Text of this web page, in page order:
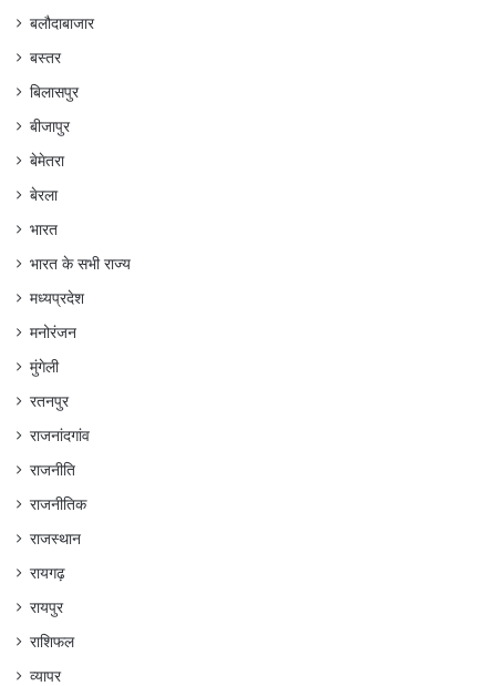
बलौदाबाजार
बस्तर
बिलासपुर
बीजापुर
बेमेतरा
बेरला
भारत
भारत के सभी राज्य
मध्यप्रदेश
मनोरंजन
मुंगेली
रतनपुर
राजनांदगांव
राजनीति
राजनीतिक
राजस्थान
रायगढ़
रायपुर
राशिफल
व्यापर